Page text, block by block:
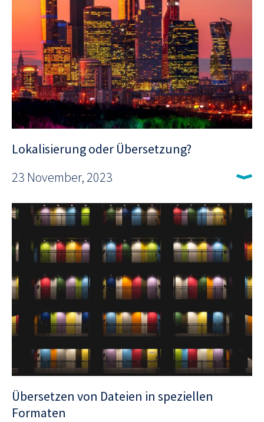
Lokalisierung oder Übersetzung?
23 November, 2023
Übersetzen von Dateien in speziellen
Formaten